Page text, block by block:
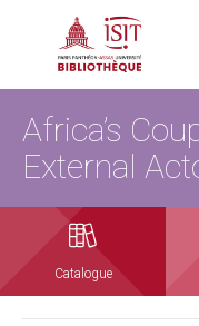
Africa’s
External
Catalogue